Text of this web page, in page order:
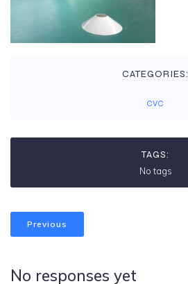
CATEGORIES:
CVC
TAGS:
No tags
Previous
No responses yet